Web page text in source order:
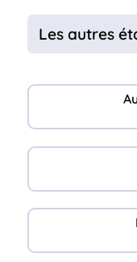
Les autres